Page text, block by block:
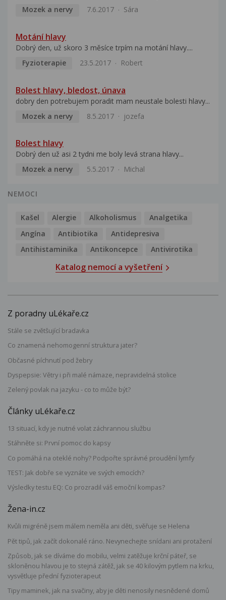
Mozek a nervy
7.6.2017 Sára
Motání hlavy
Dobrý den, už skoro 3 měsíce trpím na motání hlavy....
Fyzioterapie
23.5.2017 Robert
Bolest hlavy, bledost, únava
dobry den potrebujem poradit mam neustale bolesti hlavy...
Mozek a nervy
8.5.2017 jozefa
Bolest hlavy
Dobrý den už asi 2 tydni me boly levá strana hlavy...
Mozek a nervy
5.5.2017 Michal
NEMOCI
Kašel Alergie Alkoholismus
Analgetika
Angína
Antibiotika
Antidepresiva
Antihistaminika
Antikoncepce Antivirotika
Katalog nemocí a vyšetření
Z poradny uLékaře.cz
Stále se zvětšující bradavka
Co znamená nehomogenní struktura jater?
Občasné píchnutí pod žebry
Dyspepsie: Větry i při malé námaze, nepravidelná stolice
Zelený povlak na jazyku - co to může být?
Články uLékaře.cz
13 situací, kdy je nutné volat záchrannou službu
Stáhněte si: První pomoc do kapsy
Co pomáhá na oteklé nohy? Podpořte správné proudění lymfy
TEST: Jak dobře se vyznáte ve svých emocích?
Výsledky testu EQ: Co prozradil váš emoční kompas?
Žena-in.cz
Kvůli migréně jsem málem neměla ani děti, svěřuje se Helena
Pět tipů, jak začít dokonalé ráno. Nevynechejte snídani ani protažení
Způsob, jak se díváme do mobilu, velmi zatěžuje krční páteř, se
skloněnou hlavou je to stejná zátěž, jak se 40 kilovým pytlem na krku,
vysvětluje přední fyzioterapeut
Tipy maminek, jak na svačiny, aby je děti nenosily nesnědené domů